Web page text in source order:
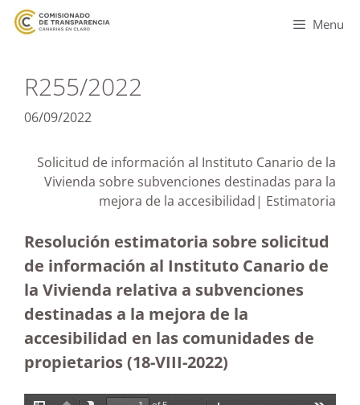
Menu
R255/2022
06/09/2022
Solicitud de información al Instituto Canario de la
Vivienda sobre subvenciones destinadas para la
mejora de la accesibilidad| Estimatoria
Resolución estimatoria sobre solicitud
de información al Instituto Canario de
la Vivienda relativa a subvenciones
destinadas a la mejora de la
accesibilidad en las comunidades de
propietarios (18-VIII-2022)